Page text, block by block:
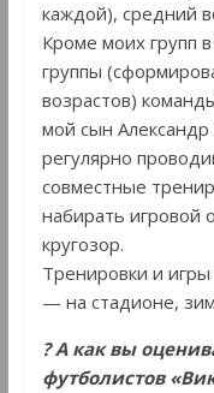
каждой), средний
Кроме моих групп
группы
возрастов)
мой сын
регулярно
совместные
набирать игровой
кругозор.
Тренировки и
— на стадионе,
? А как вы
футболистов